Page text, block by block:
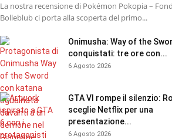
La nostra recensione di Pokémon Pokopia –
Bolleblub ci porta alla scoperta del primo...
Onimusha: Way of the
conquistati: tre ore con...
6 Agosto 2026
GTA VI rompe il silenzio:
sceglie Netflix per una
presentazione...
6 Agosto 2026